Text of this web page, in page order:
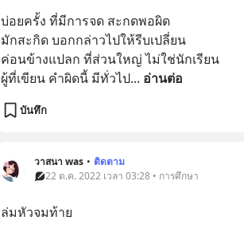
บ่อยครั้ง ที่มีการจด สะกดพอผิด
มักสะกิด บอกกล่าวไปให้รีบเปลี่ยน
ค่อนข้างแปลก ที่ส่วนใหญ่ ไม่ใช่นักเรียน
ผู้ที่เขียน คำผิดนี้ มีทั่วไป... อ่านต่อ
บันทึก
วาสนา was • ติดตาม
22 ต.ค. 2022 เวลา 03:28 • การศึกษา
ล่มหัวจมท้าย